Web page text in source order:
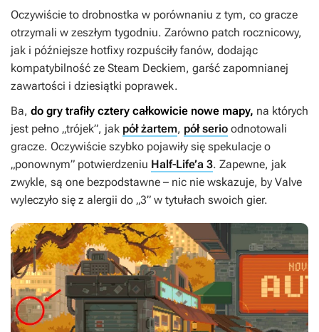
Oczywiście to drobnostka w porównaniu z tym, co gracze
otrzymali w zeszłym tygodniu. Zarówno patch rocznicowy,
jak i późniejsze hotfixy rozpuściły fanów, dodając
kompatybilność ze Steam Deckiem, garść zapomnianej
zawartości i dziesiątki poprawek.
Ba, do gry trafiły cztery całkowicie nowe mapy, na których
jest pełno „trójek”, jak pół żartem, pół serio odnotowali
gracze. Oczywiście szybko pojawiły się spekulacje o
„ponownym” potwierdzeniu Half-Life’a 3. Zapewne, jak
zwykle, są one bezpodstawne – nic nie wskazuje, by Valve
wyleczyło się z alergii do „3” w tytułach swoich gier.